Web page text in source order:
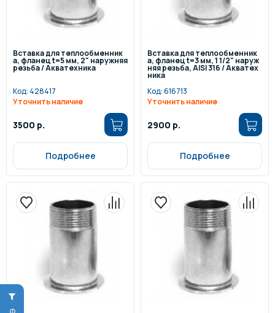
Вставка для теплообменник
а, фланец t=5 мм, 2" наружняя
резьба / Акватехника
Код: 428417
Уточнить наличие
3500 р.
Подробнее
Вставка для теплообменник
а, фланец t=3 мм, 1 1/2" наруж
няя резьба, AISI 316 / Акватех
ника
Код:616713
Уточнить наличие
2900 р.
Подробнее